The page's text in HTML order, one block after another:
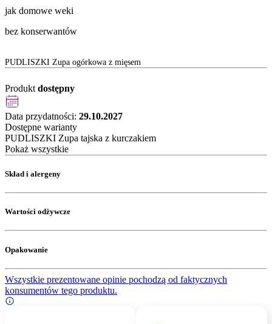
jak domowe weki
bez konserwantów
PUDLISZKI Zupa ogórkowa z mięsem
Produkt dostępny
Data przydatności: 29.10.2027
Dostępne warianty
PUDLISZKI Zupa tajska z kurczakiem
Pokaż wszystkie
Skład i alergeny
Wartości odżywcze
Opakowanie
Wszystkie prezentowane opinie pochodzą od faktycznych
konsumentów tego produktu.